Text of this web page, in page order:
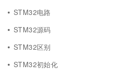
STM32电路
STM32源码
STM32区别
STM32初始化